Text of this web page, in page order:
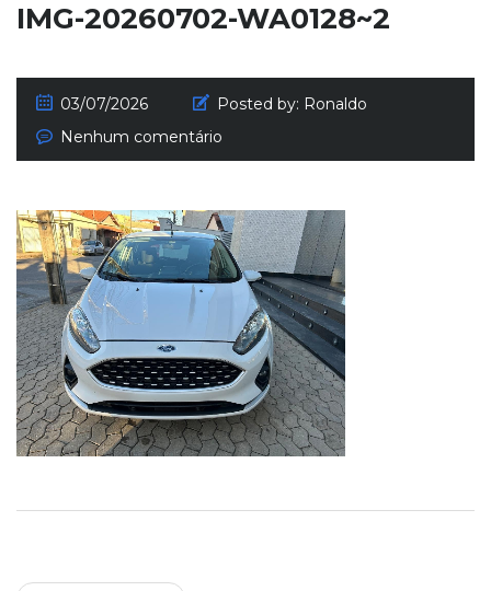
IMG-20260702-WA0128~2
03/07/2026 Posted by: Ronaldo
Nenhum comentário